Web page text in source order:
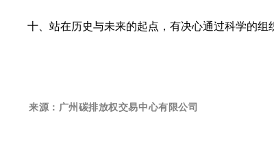
十、站在历史与未来的起点，有决心通过科学的组
来源： 广州碳排放权交易中心有限公司